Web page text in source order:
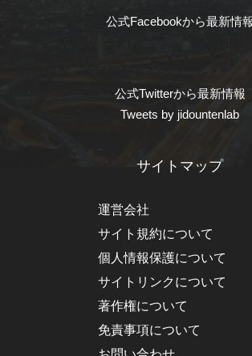
公式Facebookから最新情
公式Twitterから最新情報
Tweets by jidountenlab
サイトマップ
運営会社
サイト規約について
個人情報保護について
サイトリンクについて
著作権について
免責事項について